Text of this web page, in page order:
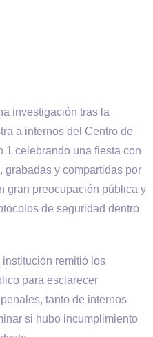
investigación tras la
a internos del Centro de
1 celebrando una fiesta con
grabadas y compartidas por
gran preocupación pública y
de seguridad dentro
remitió los
para esclarecer
tanto de internos
si hubo incumplimiento